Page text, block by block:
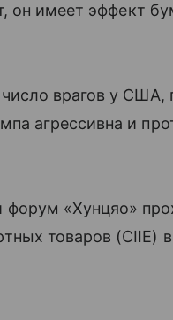
он имеет эффект
врагов у США,
агрессивна и
«Хунцяо»
товаров (CIIE)